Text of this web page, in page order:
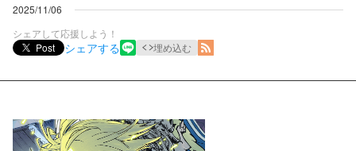
2025/11/06
シェアして応援しよう！
Post
シェアする 埋め込む